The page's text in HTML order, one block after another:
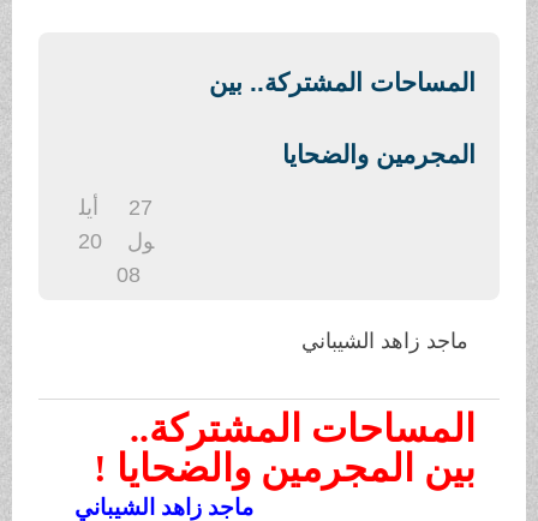
المساحات المشتركة.. بين
المجرمين والضحايا
ول
20
ماجد زاهد الشيباني
المساحات المشتركة..
بين المجرمين والضحايا !
ماجد زاهد الشيباني